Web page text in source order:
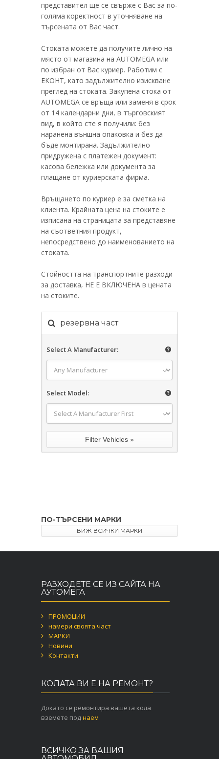
представител ще се свърже с Вас за по-
голяма коректност в уточняване на
търсената от Вас част.
Стоката можете да получите лично на
място от магазина на AUTOMEGA или
по избран от Вас куриер. Работим с
ЕКОНТ, като задължително изискване
преглед на стоката. Закупена стока от
AUTOMEGA се връща или заменя в срок
от 14 календарни дни, в търговският
вид, в който сте я получили: без
наранена външна опаковка и без да
бъде монтирана. Задължително
придружена с платежен документ:
касова бележка или документа за
плащане от куриерската фирма.
Връщането по куриер е за сметка на
клиента. Крайната цена на стоките е
изписана на страницата за представяне
на съответния продукт,
непосредствено до наименованието на
стоката.
Стойността на транспортните разходи
за доставка, НЕ Е ВКЛЮЧЕНА в цената
на стоките.
резервна част
Select A Manufacturer:
Select Model:
ПО-ТЪРСЕНИ МАРКИ
ВИЖ ВСИЧКИ МАРКИ
РАЗХОДЕТЕ СЕ ИЗ САЙТА НА
АУТОМЕГА
ПРОМОЦИИ
намери своята част
МАРКИ
Новини
Контакти
КОЛАТА ВИ Е НА РЕМОНТ?
Докато се ремонтира вашета кола
вземете поднаем
ВСИЧКО ЗА ВАШИЯ